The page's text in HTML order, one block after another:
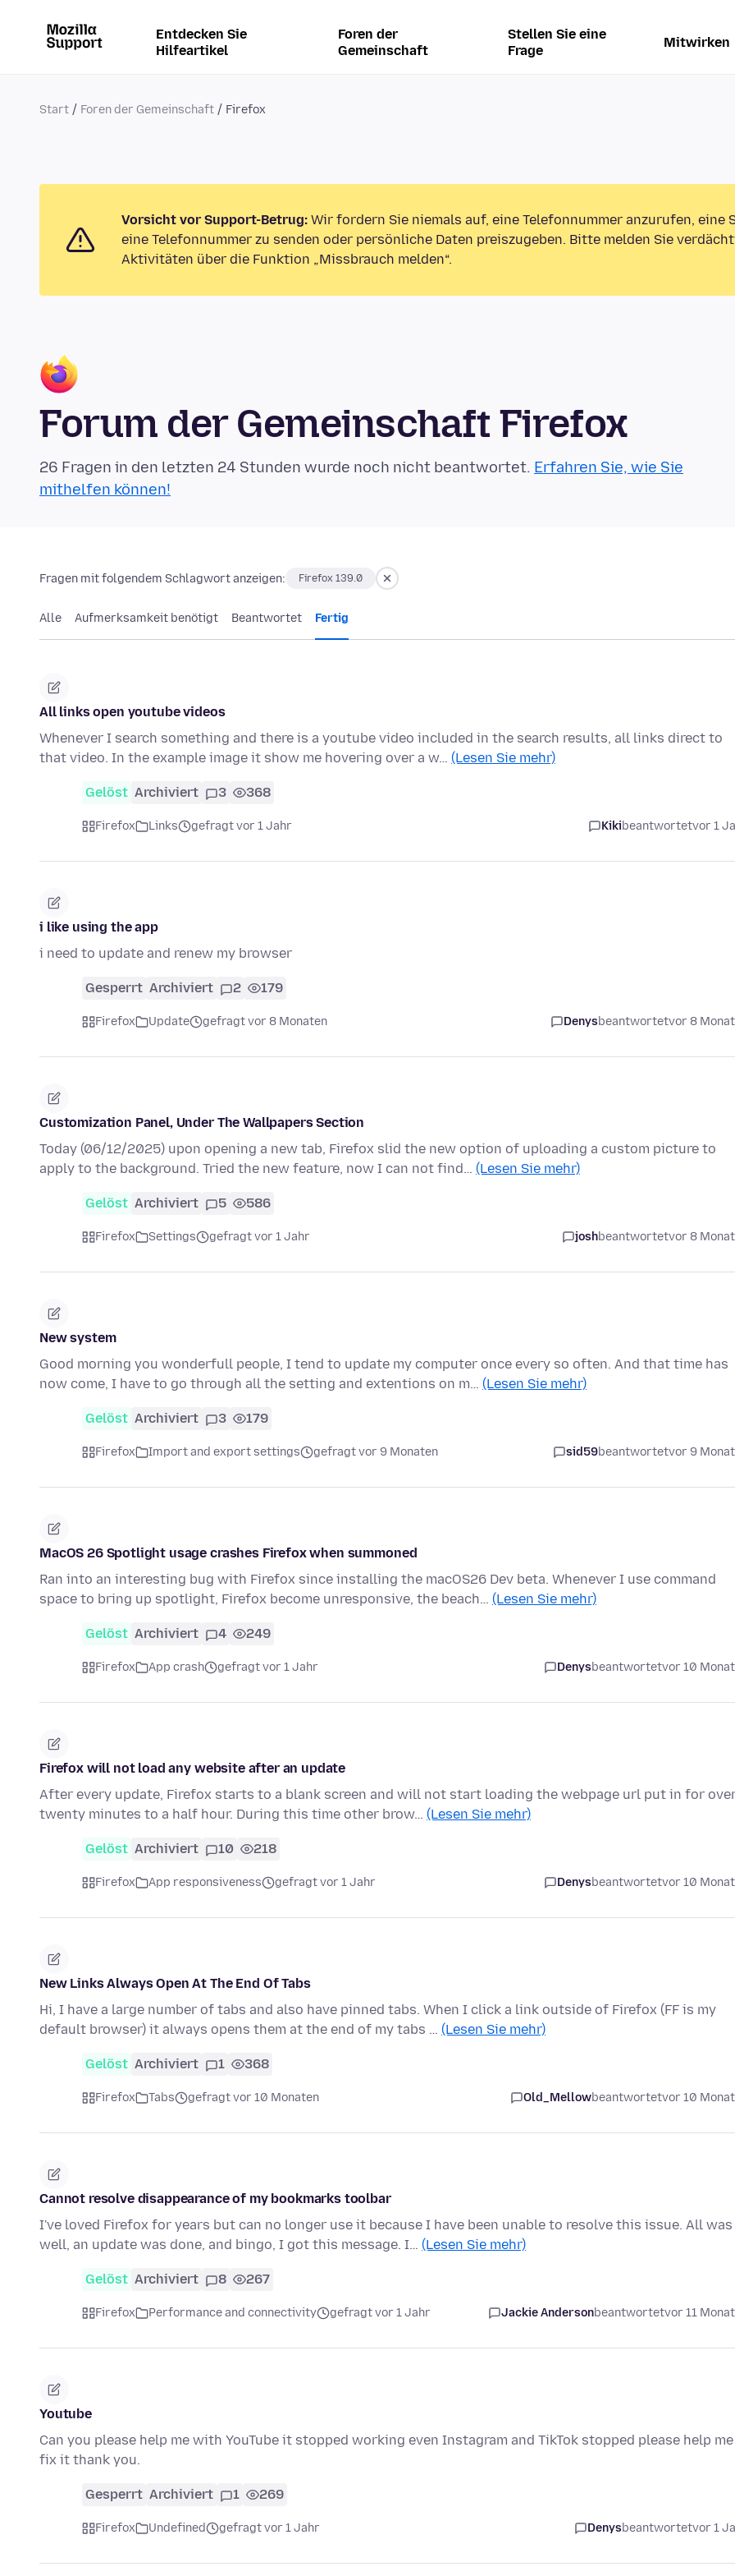
Entdecken Sie
Hilfeartikel
Foren der
Gemeinschaft
Stellen Sie eine
Frage
Mitwirken
Start Foren der Gemeinschaft Firefox
Vorsicht vor Support-Betrug: Wir fordern Sie niemals auf, eine Telefonnummer anzurufen, eine
eine Telefonnummer zu senden oder persönliche Daten preiszugeben. Bitte melden Sie
Aktivitäten über die Funktion „Missbrauch melden“.
Forum der Gemeinschaft Firefox
26 Fragen in den letzten 24 Stunden wurde noch nicht beantwortet. Erfahren Sie, wie Sie
mithelfen können!
Fragen mit folgendem Schlagwort anzeigen: Firefox 139.0
Alle Aufmerksamkeit benötigt Beantwortet Fertig
All links open youtube videos
Whenever I search something and there is a youtube video included in the search results, all links direct to
that video. In the example image it show me hovering over a w… (Lesen Sie mehr)
Gelöst Archiviert 3 368
Firefox Links gefragt vor 1 Jahr Kikibeantwortetvor 1
i like using the app
i need to update and renew my browser
Gesperrt Archiviert 2 179
Firefox Update gefragt vor 8 Monaten Denysbeantwortetvor 8
Customization Panel, Under The Wallpapers Section
Today (06/12/2025) upon opening a new tab, Firefox slid the new option of uploading a custom picture to
apply to the background. Tried the new feature, now I can not find… (Lesen Sie mehr)
Gelöst Archiviert 5 586
Firefox Settings gefragt vor 1 Jahr joshbeantwortetvor 8
New system
Good morning you wonderfull people, I tend to update my computer once every so often. And that time has
now come, I have to go through all the setting and extentions on m… (Lesen Sie mehr)
Gelöst Archiviert 3 179
Firefox Import and export settings gefragt vor 9 Monaten sid59beantwortetvor 9
MacOS 26 Spotlight usage crashes Firefox when summoned
Ran into an interesting bug with Firefox since installing the macOS26 Dev beta. Whenever I use command
space to bring up spotlight, Firefox become unresponsive, the beach… (Lesen Sie mehr)
Gelöst Archiviert 4 249
Firefox App crash gefragt vor 1 Jahr Denysbeantwortetvor 10
Firefox will not load any website after an update
After every update, Firefox starts to a blank screen and will not start loading the webpage url put in for
twenty minutes to a half hour. During this time other brow… (Lesen Sie mehr)
Gelöst Archiviert 10 218
Firefox App responsiveness gefragt vor 1 Jahr Denysbeantwortetvor 10
New Links Always Open At The End Of Tabs
Hi, I have a large number of tabs and also have pinned tabs. When I click a link outside of Firefox (FF is my
default browser) it always opens them at the end of my tabs … (Lesen Sie mehr)
Gelöst Archiviert 1 368
Firefox Tabs gefragt vor 10 Monaten Old_Mellowbeantwortetvor 10
Cannot resolve disappearance of my bookmarks toolbar
I've loved Firefox for years but can no longer use it because I have been unable to resolve this issue. All was
well, an update was done, and bingo, I got this message. I… (Lesen Sie mehr)
Gelöst Archiviert 8 267
Firefox Performance and connectivity gefragt vor 1 Jahr Jackie Andersonbeantwortetvor 11
Youtube
Can you please help me with YouTube it stopped working even Instagram and TikTok stopped please help me
fix it thank you.
Gesperrt Archiviert 1 269
Firefox Undefined gefragt vor 1 Jahr Denysbeantwortetvor 1